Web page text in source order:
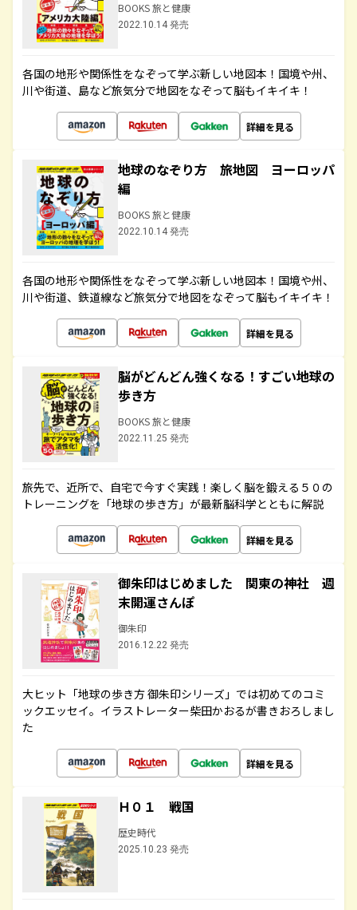
BOOKS 旅と健康
2022.10.14 発売
各国の地形や関係性をなぞって学ぶ新しい地図本！国境や州、
川や街道、島など旅気分で地図をなぞって脳もイキイキ！
詳細を見る
地球のなぞり方 旅地図 ヨーロッパ
編
BOOKS 旅と健康
2022.10.14 発売
各国の地形や関係性をなぞって学ぶ新しい地図本！国境や州、
川や街道、鉄道線など旅気分で地図をなぞって脳もイキイキ！
詳細を見る
脳がどんどん強くなる！すごい地球の
歩き方
BOOKS 旅と健康
2022.11.25 発売
旅先で、近所で、自宅で今すぐ実践！楽しく脳を鍛える５０の
トレーニングを「地球の歩き方」が最新脳科学とともに解説
詳細を見る
御朱印はじめました 関東の神社 週
末開運さんぽ
御朱印
2016.12.22 発売
大ヒット「地球の歩き方 御朱印シリーズ」では初めてのコミ
ックエッセイ。イラストレーター柴田かおるが書きおろしまし
た
詳細を見る
Ｈ０１ 戦国
歴史時代
2025.10.23 発売